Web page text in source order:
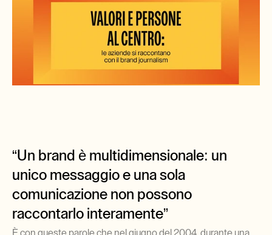
“Un brand è multidimensionale: un
unico messaggio e una sola
comunicazione non possono
raccontarlo interamente”
È con queste parole che nel giugno del 2004, durante una